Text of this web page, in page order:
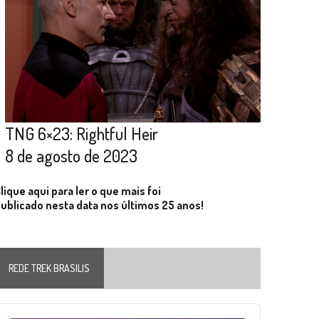
TNG 6×23: Rightful Heir
8 de agosto de 2023
aqui para ler o que mais foi
nesta data nos últimos 25 anos!
REDE TREK BRASILIS